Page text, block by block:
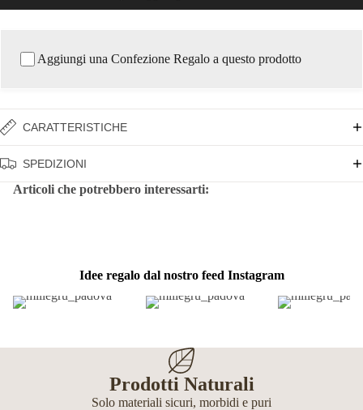
Aggiungi una Confezione Regalo a questo prodotto
CARATTERISTICHE
SPEDIZIONI
Articoli che potrebbero interessarti:
Idee regalo dal nostro feed Instagram
Prodotti Naturali
Solo materiali sicuri, morbidi e puri